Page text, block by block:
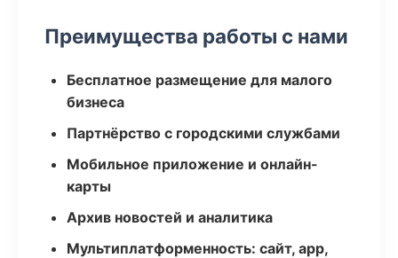
Преимущества работы с нами
Бесплатное размещение для малого
бизнеса
Партнёрство с городскими службами
Мобильное приложение и онлайн-
карты
Архив новостей и аналитика
Мультиплатформенность: сайт, app,